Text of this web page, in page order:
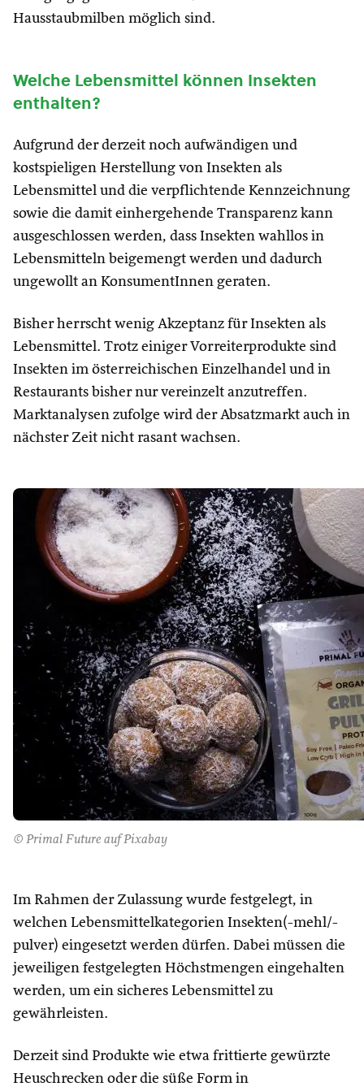
Hausstaubmilben möglich sind.
Welche Lebensmittel können Insekten
enthalten?
Aufgrund der derzeit noch aufwändigen und
kostspieligen Herstellung von Insekten als
Lebensmittel und die verpflichtende Kennzeichnung
sowie die damit einhergehende Transparenz kann
ausgeschlossen werden, dass Insekten wahllos in
Lebensmitteln beigemengt werden und dadurch
ungewollt an KonsumentInnen geraten.
Bisher herrscht wenig Akzeptanz für Insekten als
Lebensmittel. Trotz einiger Vorreiterprodukte sind
Insekten im österreichischen Einzelhandel und in
Restaurants bisher nur vereinzelt anzutreffen.
Marktanalysen zufolge wird der Absatzmarkt auch in
nächster Zeit nicht rasant wachsen.
© Primal Future auf Pixabay
Im Rahmen der Zulassung wurde festgelegt, in
welchen Lebensmittelkategorien Insekten(-mehl/-
pulver) eingesetzt werden dürfen. Dabei müssen die
jeweiligen festgelegten Höchstmengen eingehalten
werden, um ein sicheres Lebensmittel zu
gewährleisten.
Derzeit sind Produkte wie etwa frittierte gewürzte
Heuschrecken oder die süße Form in